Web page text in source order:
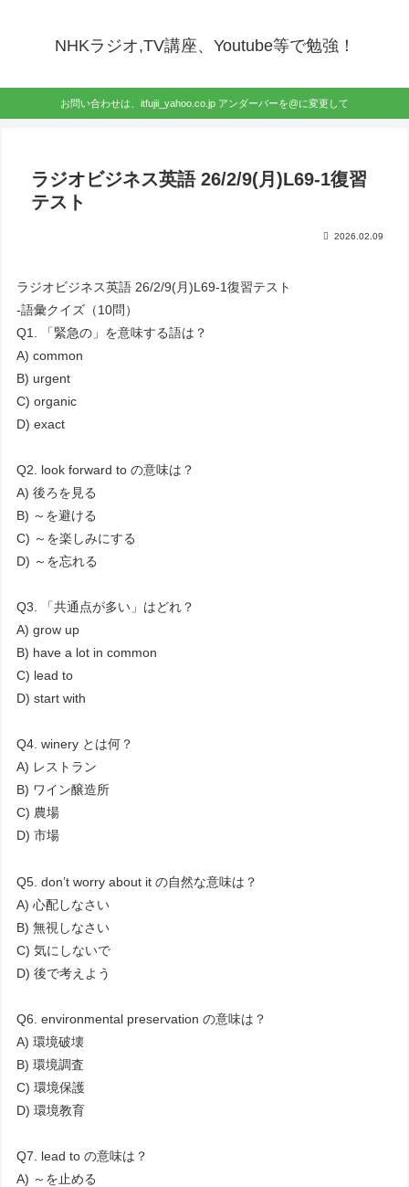
NHKラジオ,TV講座、Youtube等で勉強！
お問い合わせは、itfujii_yahoo.co.jp アンダーバーを@に変更して
ラジオビジネス英語 26/2/9(月)L69-1復習
テスト
2026.02.09
ラジオビジネス英語 26/2/9(月)L69-1復習テスト
-語彙クイズ（10問）
Q1. 「緊急の」を意味する語は？
A) common
B) urgent
C) organic
D) exact
Q2. look forward to の意味は？
A) 後ろを見る
B) ～を避ける
C) ～を楽しみにする
D) ～を忘れる
Q3. 「共通点が多い」はどれ？
A) grow up
B) have a lot in common
C) lead to
D) start with
Q4. winery とは何？
A) レストラン
B) ワイン醸造所
C) 農場
D) 市場
Q5. don’t worry about it の自然な意味は？
A) 心配しなさい
B) 無視しなさい
C) 気にしないで
D) 後で考えよう
Q6. environmental preservation の意味は？
A) 環境破壊
B) 環境調査
C) 環境保護
D) 環境教育
Q7. lead to の意味は？
A) ～を止める